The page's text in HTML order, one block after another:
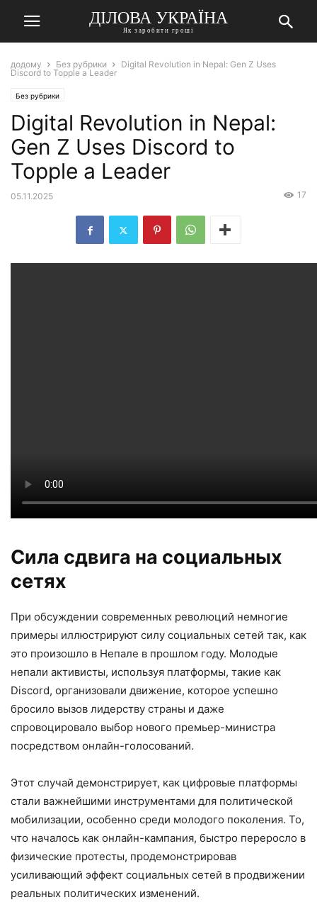
ДІЛОВА УКРАЇНА
Як заробити гроші
додому Без рубрики
Digital Revolution in Nepal: Gen Z Uses
Discord to Topple a Leader
Без рубрики
Digital Revolution in Nepal:
Gen Z Uses Discord to
Topple a Leader
05.11.2025 17
Сила сдвига на социальных
сетях
При обсуждении современных революций немногие
примеры иллюстрируют силу социальных сетей так, как
это произошло в Непале в прошлом году. Молодые
непали активисты, используя платформы, такие как
Discord, организовали движение, которое успешно
бросило вызов лидерству страны и даже
спровоцировало выбор нового премьер-министра
посредством онлайн-голосований.
Этот случай демонстрирует, как цифровые платформы
стали важнейшими инструментами для политической
мобилизации, особенно среди молодого поколения. То,
что началось как онлайн-кампания, быстро переросло в
физические протесты, продемонстрировав
усиливающий эффект социальных сетей в продвижении
реальных политических изменений.